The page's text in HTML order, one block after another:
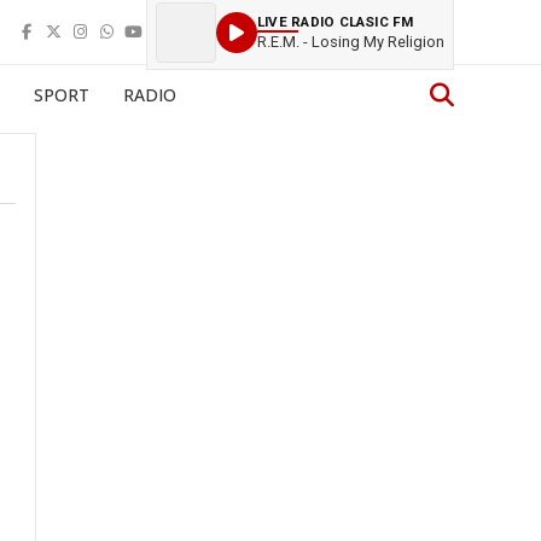
LIVE RADIO CLASIC FM
R.E.M. - Losing My Religion
SPORT RADIO